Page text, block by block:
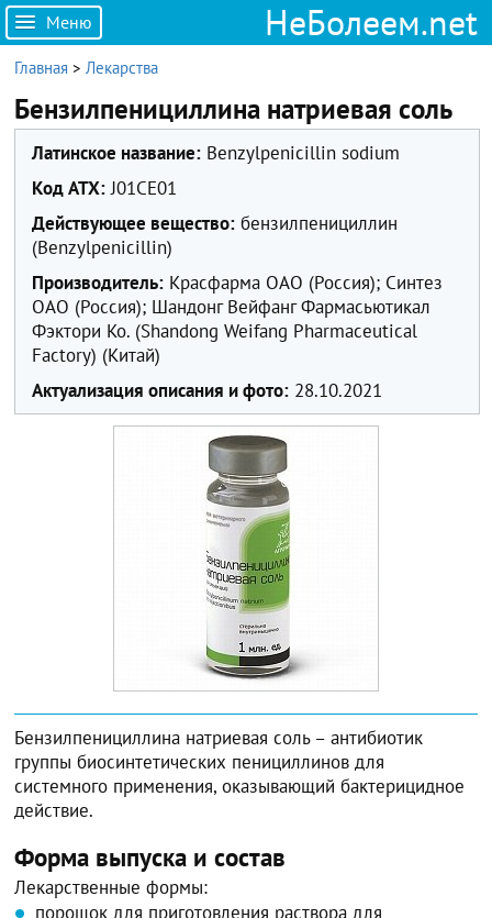
Меню НеБолеем.net
Главная >Лекарства
Бензилпенициллина натриевая соль
Латинское название: Benzylpenicillin sodium
Код ATX:J01CE01
Действующее вещество: бензилпенициллин
(Benzylpenicillin)
Производитель: Красфарма ОАО (Россия); Синтез
ОАО (Россия); Шандонг Вейфанг Фармасьютикал
Фэктори Ко. (Shandong Weifang Pharmaceutical
Factory) (Китай)
Актуализация описания и фото: 28.10.2021
Бензилпенициллина натриевая соль – антибиотик
группы биосинтетических пенициллинов для
системного применения, оказывающий бактерицидное
действие.
Форма выпуска и состав
Лекарственные формы:
порошок для приготовления раствора для